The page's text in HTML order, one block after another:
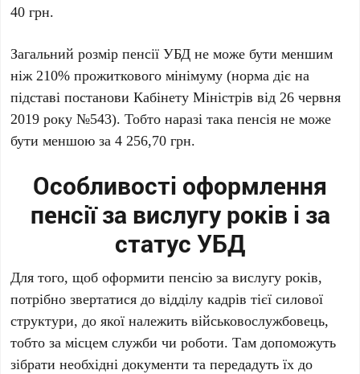
40 грн.
Загальний розмір пенсії УБД не може бути меншим
ніж 210% прожиткового мінімуму (норма діє на
підставі постанови Кабінету Міністрів від 26 червня
2019 року №543). Тобто наразі така пенсія не може
бути меншою за 4 256,70 грн.
Особливості оформлення
пенсії за вислугу років і за
статус УБД
Для того, щоб оформити пенсію за вислугу років,
потрібно звертатися до відділу кадрів тієї силової
структури, до якої належить військовослужбовець,
тобто за місцем служби чи роботи. Там допоможуть
зібрати необхідні документи та передадуть їх до